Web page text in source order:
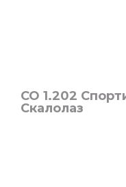
СО 1.202
Скалолаз